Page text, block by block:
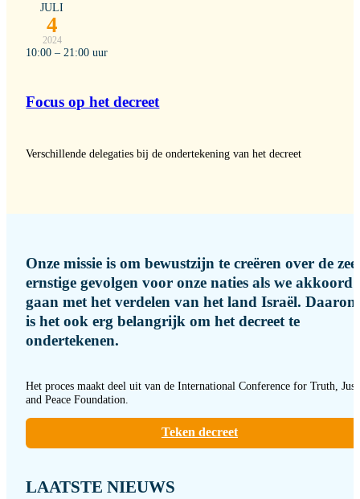
JULI
4
2024
10:00 – 21:00 uur
Focus op het decreet
Verschillende delegaties bij de ondertekening van het decreet
Onze missie is om bewustzijn te creëren over de
ernstige gevolgen voor onze naties als we akkoord
gaan met het verdelen van het land Israël. Daarom
is het ook erg belangrijk om het decreet te
ondertekenen.
Het proces maakt deel uit van de International Conference for Truth,
and Peace Foundation.
Teken decreet
LAATSTE NIEUWS